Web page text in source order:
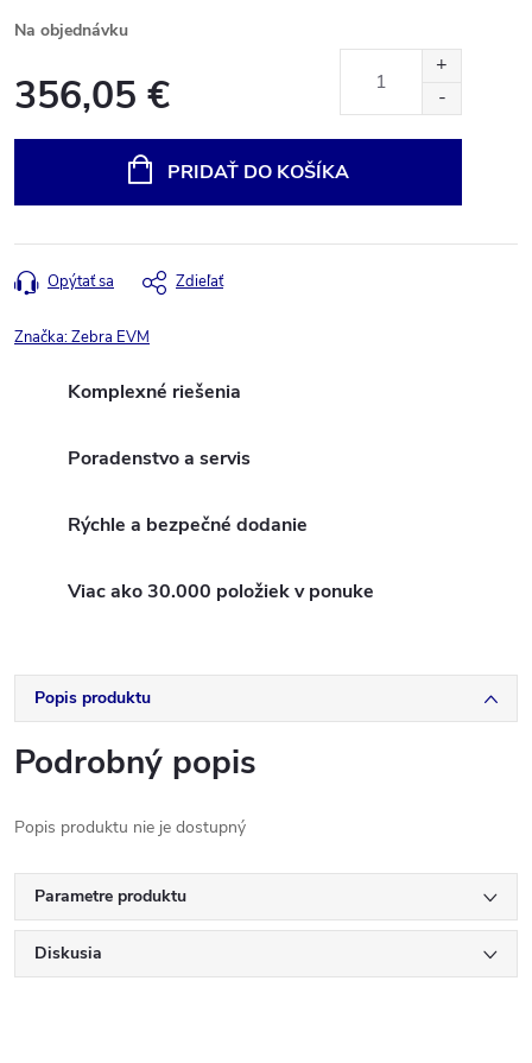
Na objednávku
356,05 €
PRIDAŤ DO KOŠÍKA
Opýtať sa Zdieľať
Značka:Zebra EVM
Komplexné riešenia
Poradenstvo a servis
Rýchle a bezpečné dodanie
Viac ako 30.000 položiek v ponuke
Popis produktu
Podrobný popis
Popis produktu nie je dostupný
Parametre produktu
Diskusia